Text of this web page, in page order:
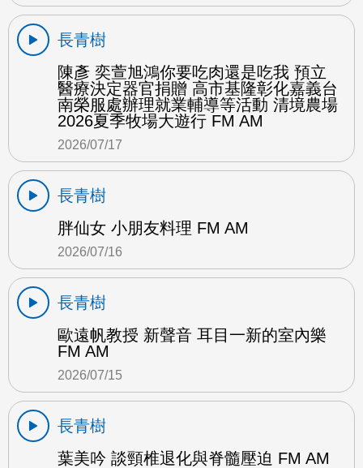
長青樹
陳彥 奕萱旭鴻你要吃肉還是吃我 預立
醫療決定器官捐贈 高市基隆彰化嘉義台
南榮服處辦理就業輔導等活動 清境農場
2026夏季牧場大遊行 FM AM
2026/07/17
長青樹
胖仙女 小朋友料理 FM AM
2026/07/16
長青樹
歐遠帆教授 新聲音 耳目一新的室內樂
FM AM
2026/07/15
長青樹
葉美吟 談頸椎退化與脊髓壓迫 FM AM